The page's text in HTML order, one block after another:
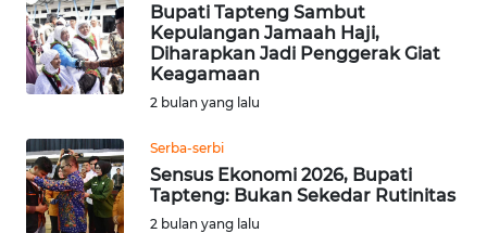
Bupati Tapteng Sambut
Kepulangan Jamaah Haji,
Diharapkan Jadi Penggerak Giat
Keagamaan
2 bulan yang lalu
Serba-serbi
Sensus Ekonomi 2026, Bupati
Tapteng: Bukan Sekedar Rutinitas
2 bulan yang lalu
WN
MAJALENGKA
WN
SUKABUMI